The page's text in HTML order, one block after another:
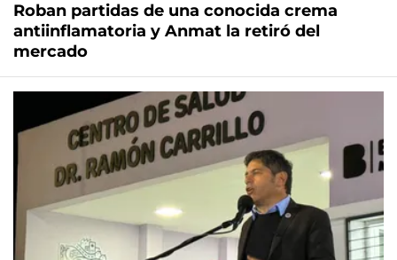
Roban partidas de una conocida crema
antiinflamatoria y Anmat la retiró del
mercado